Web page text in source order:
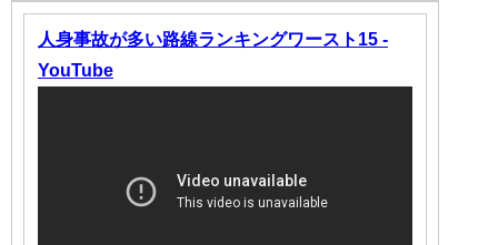
人身事故が多い路線ランキングワースト15 -
YouTube